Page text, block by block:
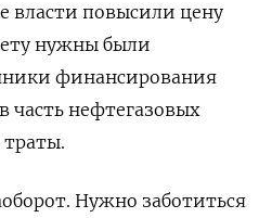
власти повысили цену
нужны были
финансирования
часть нефтегазовых
Нужно заботиться